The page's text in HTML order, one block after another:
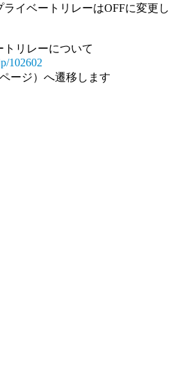
イベートリレーはOFFに変更し
トリレーについて
102602
ージ）へ遷移します